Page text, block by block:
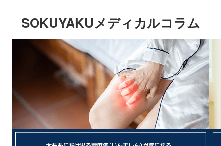
SOKUYAKUメディカルコラム